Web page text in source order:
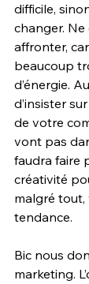
difficile,
changer. Ne
affronter,
beaucoup
d’énergie.
d’insister
de votre
vont pas
faudra faire
créativité
malgré
tendance.
Bic nous
marketing.